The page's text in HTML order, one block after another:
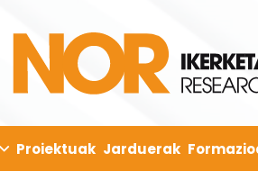
Proiektuak Jarduerak